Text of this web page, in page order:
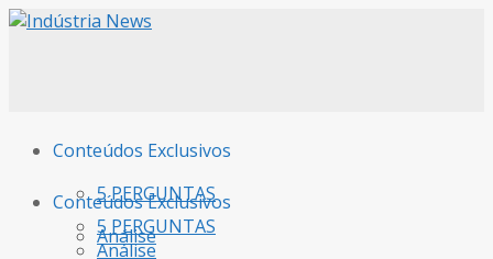
Conteúdos Exclusivos
5 PERGUNTAS
Análise
Conteúdos Exclusivos
5 PERGUNTAS
Análise